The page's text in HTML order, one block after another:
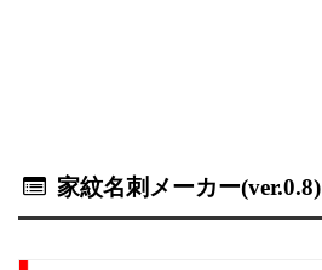
家紋名刺メーカー(ver.0.8)